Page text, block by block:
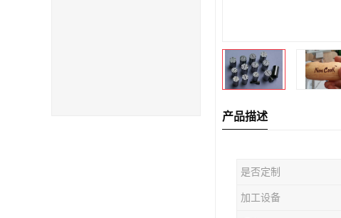
产品描述
是否定制
加工设备